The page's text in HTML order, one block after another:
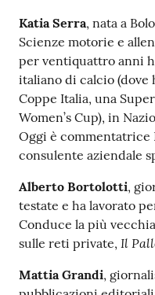
Eventi
Chiedi al
bibliotecario
Avvisi
Orari
Katia Serra, nata a
Scienze motorie e
per ventiquattro anni
italiano di calcio
Coppe Italia, una
Women’s Cup), in
Oggi è commentatrice
consulente aziendale
Alberto Bortolotti,
testate e ha lavorato
Conduce la più
sulle reti private, Il
Mattia Grandi,